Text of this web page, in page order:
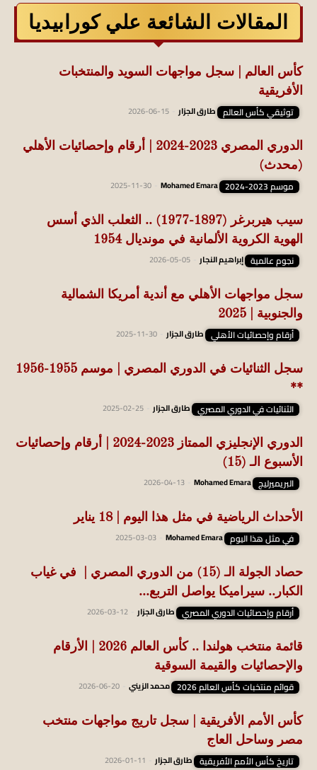
المقالات الشائعة علي كورابيديا
كأس العالم | سجل مواجهات السويد والمنتخبات
الأفريقية
توثيقي كأس العالم طارق الجزار 2026-06-15
الدوري المصري 2023-2024 | أرقام وإحصائيات الأهلي
(محدث)
موسم 2023-2024 Mohamed Emara
2025-11-30
سيب هيربرغر (1897-1977) .. الثعلب الذي أسس
الهوية الكروية الألمانية في مونديال 1954
نجوم عالمية إبراهيم النجار 2026-05-05
سجل مواجهات الأهلي مع أندية أمريكا الشمالية
والجنوبية | 2025
أرقام وإحصائيات الأهلي طارق الجزار 2025-11-30
سجل الثنائيات في الدوري المصري | موسم 1955-1956
**
الثنائيات في الدوري المصري طارق الجزار 2025-02-25
الدوري الإنجليزي الممتاز 2023-2024 | أرقام وإحصائيات
الأسبوع الـ (15)
البريميرليج Mohamed Emara
2026-04-13
الأحداث الرياضية في مثل هذا اليوم | 18 يناير
في مثل هذا اليوم Mohamed Emara
2025-03-03
حصاد الجولة الـ (15) من الدوري المصري | في غياب
الكبار.. سيراميكا يواصل التربع...
أرقام وإحصائيات الدوري المصري طارق الجزار 2026-03-12
قائمة منتخب هولندا .. كأس العالم 2026 | الأرقام
والإحصائيات والقيمة السوقية
قوائم منتخبات كأس العالم 2026 محمد الزيني 2026-06-20
كأس الأمم الأفريقية | سجل تاريج مواجهات منتخب
مصر وساحل العاج
تاريخ كأس الأمم الأفريقية طارق الجزار 2026-01-11